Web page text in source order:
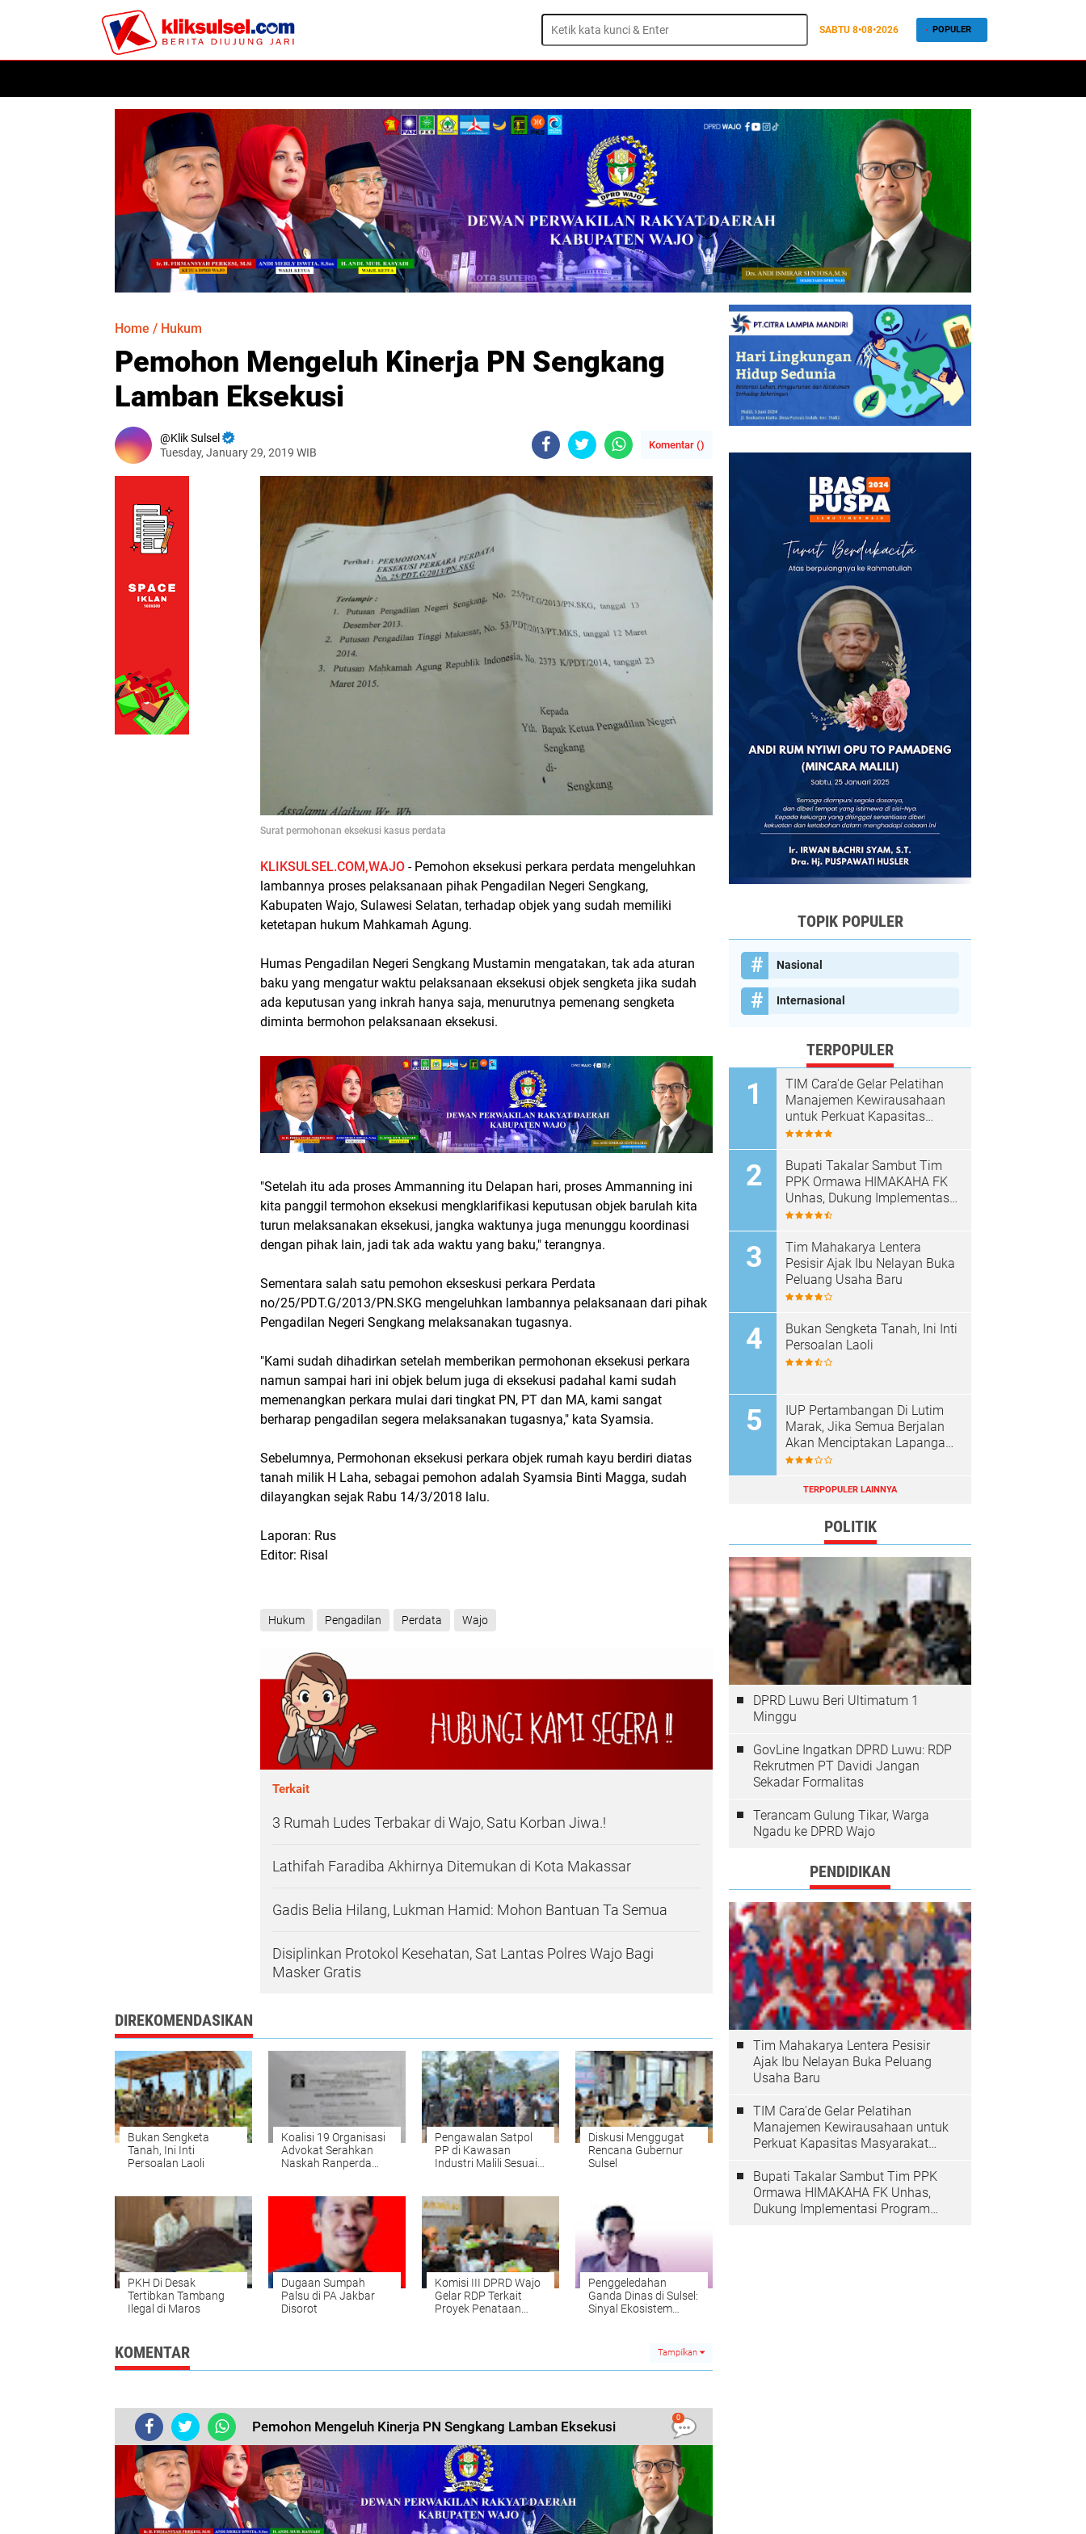
SABTU 8•08•2026 POPULER
Home / Hukum
Pemohon Mengeluh Kinerja PN Sengkang
Lamban Eksekusi
Klik Sulsel
Tuesday, January 29, 2019 WIB
Komentar ()
Surat permohonan eksekusi kasus perdata
KLIKSULSEL.COM,WAJO - Pemohon eksekusi perkara perdata mengeluhkan
lambannya proses pelaksanaan pihak Pengadilan Negeri Sengkang,
Kabupaten Wajo, Sulawesi Selatan, terhadap objek yang sudah memiliki
ketetapan hukum Mahkamah Agung.
Humas Pengadilan Negeri Sengkang Mustamin mengatakan, tak ada aturan
baku yang mengatur waktu pelaksanaan eksekusi objek sengketa jika sudah
ada keputusan yang inkrah hanya saja, menurutnya pemenang sengketa
diminta bermohon pelaksanaan eksekusi.
"Setelah itu ada proses Ammanning itu Delapan hari, proses Ammanning ini
kita panggil termohon eksekusi mengklarifikasi keputusan objek barulah kita
turun melaksanakan eksekusi, jangka waktunya juga menunggu koordinasi
dengan pihak lain, jadi tak ada waktu yang baku," terangnya.
Sementara salah satu pemohon ekseskusi perkara Perdata
no/25/PDT.G/2013/PN.SKG mengeluhkan lambannya pelaksanaan dari pihak
Pengadilan Negeri Sengkang melaksanakan tugasnya.
"Kami sudah dihadirkan setelah memberikan permohonan eksekusi perkara
namun sampai hari ini objek belum juga di eksekusi padahal kami sudah
memenangkan perkara mulai dari tingkat PN, PT dan MA, kami sangat
berharap pengadilan segera melaksanakan tugasnya," kata Syamsia.
Sebelumnya, Permohonan eksekusi perkara objek rumah kayu berdiri diatas
tanah milik H Laha, sebagai pemohon adalah Syamsia Binti Magga, sudah
dilayangkan sejak Rabu 14/3/2018 lalu.
Laporan: Rus
Editor: Risal
Hukum Pengadilan Perdata Wajo
Terkait
3 Rumah Ludes Terbakar di Wajo, Satu Korban Jiwa.!
Lathifah Faradiba Akhirnya Ditemukan di Kota Makassar
Gadis Belia Hilang, Lukman Hamid: Mohon Bantuan Ta Semua
Disiplinkan Protokol Kesehatan, Sat Lantas Polres Wajo Bagi
Masker Gratis
DIREKOMENDASIKAN
Bukan Sengketa
Tanah, Ini Inti
Persoalan Laoli
Koalisi 19 Organisasi
Advokat Serahkan
Naskah Ranperda
Pengawalan Satpol
PP di Kawasan
Industri Malili Sesuai
Diskusi Menggugat
Rencana Gubernur
Sulsel
PKH Di Desak
Tertibkan Tambang
Ilegal di Maros
Dugaan Sumpah
Palsu di PA Jakbar
Disorot
Komisi III DPRD Wajo
Gelar RDP Terkait
Proyek Penataan
Penggeledahan
Ganda Dinas di Sulsel:
Sinyal Ekosistem
KOMENTAR Tampilkan
Pemohon Mengeluh Kinerja PN Sengkang Lamban Eksekusi
0
TOPIK POPULER
Nasional
Internasional
TERPOPULER
TIM Cara'de Gelar Pelatihan
Manajemen Kewirausahaan
untuk Perkuat Kapasitas
Masyarakat Desa Tinggimae
Bupati Takalar Sambut Tim
PPK Ormawa HIMAKAHA FK
Unhas, Dukung Implementasi
Program OCEANS di Desa
Tim Mahakarya Lentera
Pesisir Ajak Ibu Nelayan Buka
Peluang Usaha Baru
Bukan Sengketa Tanah, Ini Inti
Persoalan Laoli
IUP Pertambangan Di Lutim
Marak, Jika Semua Berjalan
Akan Menciptakan Lapangan
Kerja Baru Dan Menambah
TERPOPULER LAINNYA
POLITIK
DPRD Luwu Beri Ultimatum 1
Minggu
GovLine Ingatkan DPRD Luwu: RDP
Rekrutmen PT Davidi Jangan
Sekadar Formalitas
Terancam Gulung Tikar, Warga
Ngadu ke DPRD Wajo
PENDIDIKAN
Tim Mahakarya Lentera Pesisir
Ajak Ibu Nelayan Buka Peluang
Usaha Baru
TIM Cara'de Gelar Pelatihan
Manajemen Kewirausahaan untuk
Perkuat Kapasitas Masyarakat
Bupati Takalar Sambut Tim PPK
Ormawa HIMAKAHA FK Unhas,
Dukung Implementasi Program